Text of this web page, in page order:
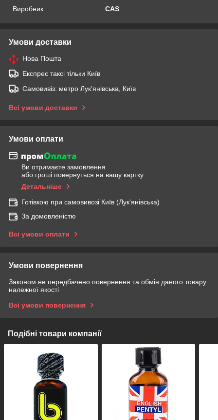
Виробник
CAS
Умови доставки
Нова Пошта
Експрес таксі тільки Київ
Самовивіз: метро Лук'янівська, Київ
Всі умови доставки
Умови оплати
Ви отримаєте замовлення
або гроші повернуться на вашу картку
Детальніше
Готівкою при самовивозі Київ (Лук'янівська)
За домовленістю
Всі умови оплати
Умови повернення
Законом не передбачено повернення та обмін даного товару
належної якості
Всі умови повернення
Подібні товари компанії